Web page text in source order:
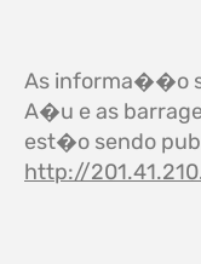
As informa��o
A�u e as
est�o sendo
http://